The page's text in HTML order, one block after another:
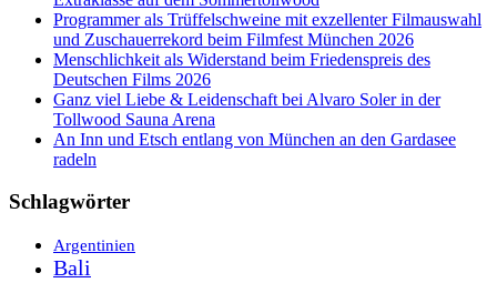
Programmer als Trüffelschweine mit exzellenter Filmauswahl
und Zuschauerrekord beim Filmfest München 2026
Menschlichkeit als Widerstand beim Friedenspreis des
Deutschen Films 2026
Ganz viel Liebe & Leidenschaft bei Alvaro Soler in der
Tollwood Sauna Arena
An Inn und Etsch entlang von München an den Gardasee
radeln
Schlagwörter
Argentinien
Bali